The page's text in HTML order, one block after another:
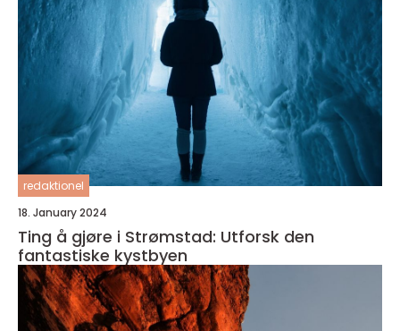
redaktionel
18. January 2024
Ting å gjøre i Strømstad: Utforsk den
fantastiske kystbyen